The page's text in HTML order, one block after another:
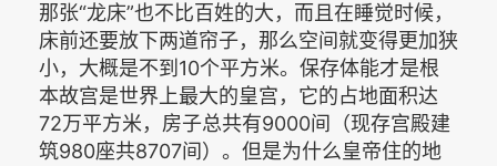
那张“龙床”也不比百姓的大，而且在睡觉时候，
床前还要放下两道帘子，那么空间就变得更加狭
小，大概是不到10个平方米。保存体能才是根
本故宫是世界上最大的皇宫，它的占地面积达
72万平方米，房子总共有9000间（现存宫殿建
筑980座共8707间）。但是为什么皇帝住的地